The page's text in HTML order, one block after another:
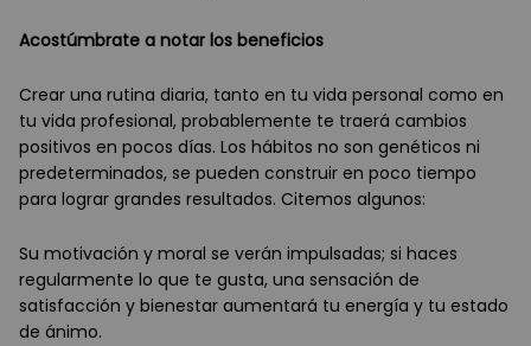
Acostúmbrate a notar los beneficios
Crear una rutina diaria, tanto en tu vida personal como en
tu vida profesional, probablemente te traerá cambios
positivos en pocos días. Los hábitos no son genéticos ni
predeterminados, se pueden construir en poco tiempo
para lograr grandes resultados. Citemos algunos:
Su motivación y moral se verán impulsadas; si haces
regularmente lo que te gusta, una sensación de
satisfacción y bienestar aumentará tu energía y tu estado
de ánimo.